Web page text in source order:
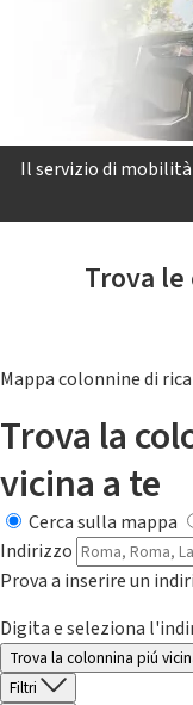
Il servizio di
Trova
Mappa colonnine di
Trova la
vicina a te
Cerca sulla mappa
Indirizzo
Prova a inserire un
Digita e seleziona
Trova la colonnina piú
Filtri